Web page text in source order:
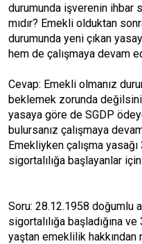
durumunda işverenin ihbar
mıdır? Emekli olduktan
durumunda yeni çıkan
hem de çalışmaya devam
Cevap: Emekli olmanız
beklemek zorunda
yasaya göre de SGDP
bulursanız çalışmaya
Emekliyken çalışma
sigortalılığa başlayanlar
Soru: 28.12.1958 doğumlu
sigortalılığa başladığına
yaştan emeklilik